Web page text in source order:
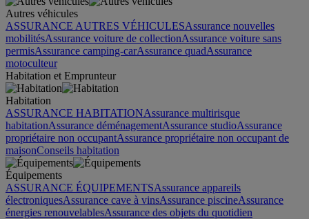
Autres véhicules
ASSURANCE AUTRES VÉHICULESAssurance nouvelles
mobilitésAssurance voiture de collectionAssurance voiture sans
permisAssurance camping-carAssurance quadAssurance
motoculteur
Habitation et Emprunteur
Habitation
ASSURANCE HABITATIONAssurance multirisque
habitationAssurance déménagementAssurance studioAssurance
propriétaire non occupantAssurance propriétaire non occupant de
maisonConseils habitation
Équipements
ASSURANCE ÉQUIPEMENTSAssurance appareils
électroniquesAssurance cave à vinsAssurance piscineAssurance
énergies renouvelablesAssurance des objets du quotidien